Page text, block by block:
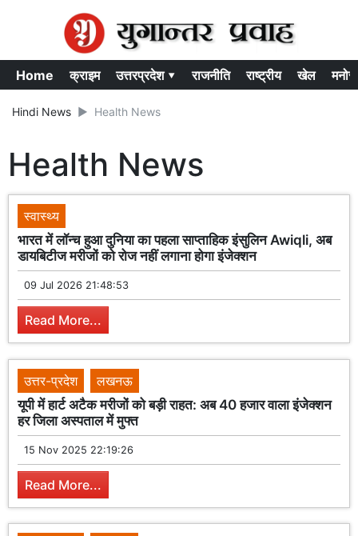
Home क्राइम उत्तरप्रदेश ▾ राजनीति राष्ट्रीय खेल
Hindi News Health News
Health News
स्वास्थ्य
भारत में लॉन्च हुआ दुनिया का पहला साप्ताहिक इंसुलिन Awiqli, अब
डायबिटीज मरीजों को रोज नहीं लगाना होगा इंजेक्शन
09 Jul 2026 21:48:53
Read More...
उत्तर-प्रदेश
लखनऊ
यूपी में हार्ट अटैक मरीजों को बड़ी राहत: अब 40 हजार वाला इंजेक्शन
हर जिला अस्पताल में मुफ्त
15 Nov 2025 22:19:26
Read More...